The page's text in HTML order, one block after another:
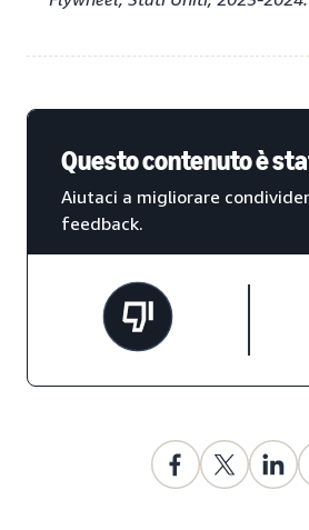
Questo contenuto è
Aiutaci a migliorare
feedback.